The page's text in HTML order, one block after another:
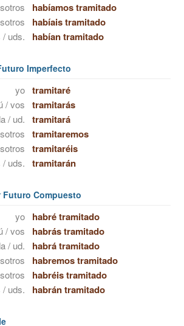
habíamos tramitado
habíais tramitado
/ uds. habían tramitado
Imperfecto
yo tramitaré
/ vos tramitarás
/ ud. tramitará
tramitaremos
tramitaréis
/ uds. tramitarán
Futuro Compuesto
yo habré tramitado
/ vos habrás tramitado
/ ud. habrá tramitado
habremos tramitado
habréis tramitado
/ uds. habrán tramitado